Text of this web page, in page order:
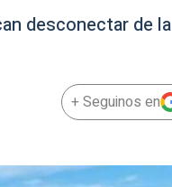
desconectar de la
+ Seguinos en